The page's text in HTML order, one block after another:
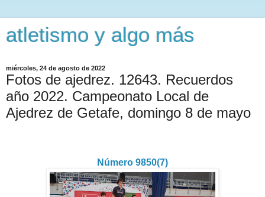
atletismo y algo más
miércoles, 24 de agosto de 2022
Fotos de ajedrez. 12643. Recuerdos
año 2022. Campeonato Local de
Ajedrez de Getafe, domingo 8 de mayo
Número 9850(7)